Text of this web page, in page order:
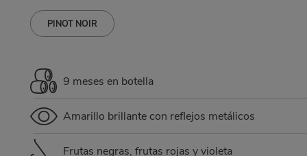
PINOT NOIR
9 meses en botella
Amarillo brillante con reflejos metálicos
Frutas negras, frutas rojas y violeta